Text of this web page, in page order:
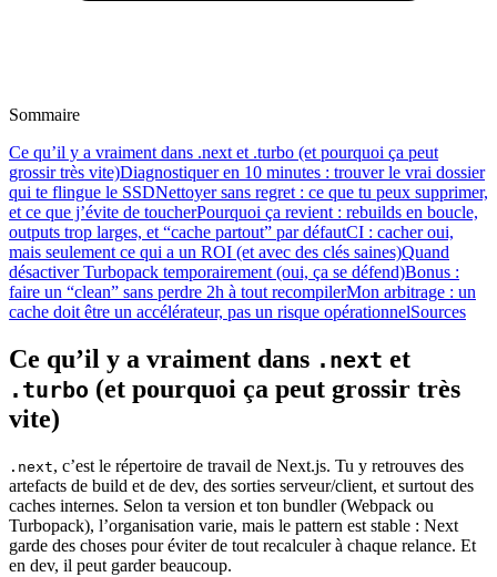
Sommaire
Ce qu’il y a vraiment dans .next et .turbo (et pourquoi ça peut
grossir très vite)Diagnostiquer en 10 minutes : trouver le vrai dossier
qui te flingue le SSDNettoyer sans regret : ce que tu peux supprimer,
et ce que j’évite de toucherPourquoi ça revient : rebuilds en boucle,
outputs trop larges, et “cache partout” par défautCI : cacher oui,
mais seulement ce qui a un ROI (et avec des clés saines)Quand
désactiver Turbopack temporairement (oui, ça se défend)Bonus :
faire un “clean” sans perdre 2h à tout recompilerMon arbitrage : un
cache doit être un accélérateur, pas un risque opérationnelSources
Ce qu’il y a vraiment dans .next et
.turbo (et pourquoi ça peut grossir très
vite)
.next, c’est le répertoire de travail de Next.js. Tu y retrouves des
artefacts de build et de dev, des sorties serveur/client, et surtout des
caches internes. Selon ta version et ton bundler (Webpack ou
Turbopack), l’organisation varie, mais le pattern est stable : Next
garde des choses pour éviter de tout recalculer à chaque relance. Et
en dev, il peut garder beaucoup.